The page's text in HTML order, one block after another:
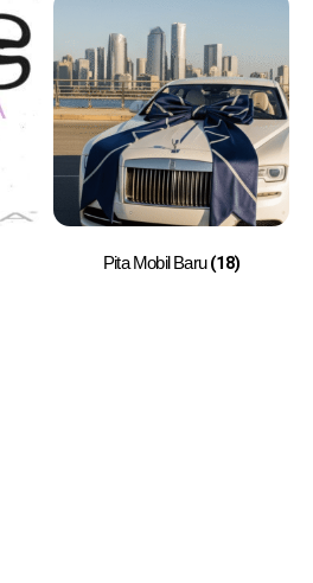
Pita Mobil Baru(18)